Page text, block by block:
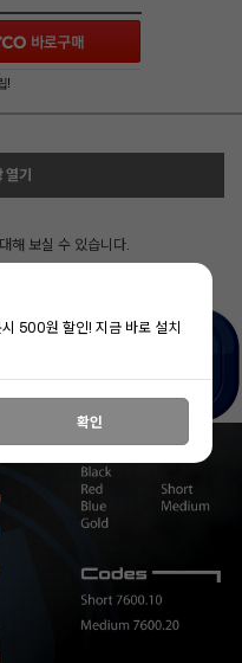
바로구매
!
열기
해 보실 수 있습니다.
500원 할인! 지금 바로 설치
확인